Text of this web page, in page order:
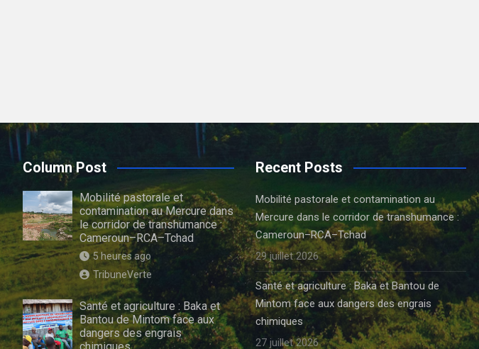
Column Post
Mobilité pastorale et
contamination au Mercure dans
le corridor de transhumance :
Cameroun–RCA–Tchad
5 heures ago
TribuneVerte
Santé et agriculture : Baka et
Bantou de Mintom face aux
dangers des engrais
Recent Posts
Mobilité pastorale et contamination au
Mercure dans le corridor de transhumance :
Cameroun–RCA–Tchad
29 juillet 2026
Santé et agriculture : Baka et Bantou de
Mintom face aux dangers des engrais
chimiques
27 juillet 2026